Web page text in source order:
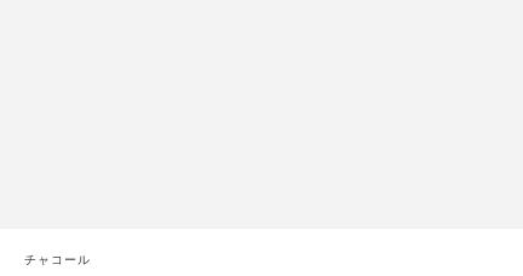
チャコール